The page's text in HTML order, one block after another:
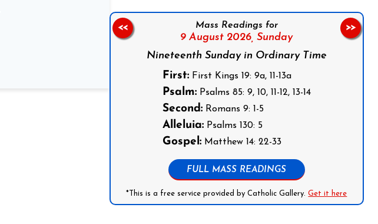
Mass Readings for
9 August 2026, Sunday
Nineteenth Sunday in Ordinary Time
First:First Kings 19: 9a, 11-13a
Psalm:Psalms 85: 9, 10, 11-12, 13-14
Second:Romans 9: 1-5
Alleluia:Psalms 130: 5
Gospel:Matthew 14: 22-33
FULL MASS READINGS
*This is a free service provided by Catholic Gallery.Get it here
<< >>